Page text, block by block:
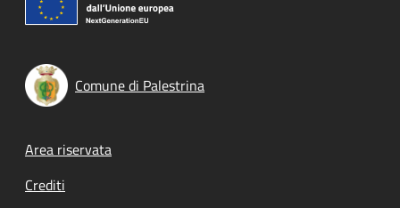
Comune di Palestrina
Footer menu
Area riservata
Crediti